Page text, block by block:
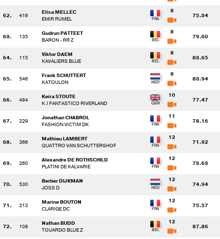
62. 416
Elisa MELLEC
EMIR RUMEL
8
75.34
63. 135
Gudrun PATTEET
BARON - RR Z
8
79.60
64. 115
Viktor DAEM
KAVALIERS BLUE
8
83.65
65. 546
Frank SCHUTTERT
KATOULON
8
83.94
66. 484
Keira STOUTE
K.I FANTASTICO RIVERLAND
10
77.47
67. 229
Jonathan CHABROL
FASHION VICTIM DK
11
78.16
68. 366
Mathieu LAMBERT
QUATTRO VAN SCHUTTERSHOF
12
71.92
69. 260
Alexandre DE ROTHSCHILD
PLATINI DE KALVARIE
12
73.63
70. 530
Berber DIJKMAN
JOSS D
12
74.94
71. 213
Marine BOUTON
CLARIGE DC
12
75.57
72. 108
Nathan BUDD
TOUARDO BLUE Z
12
87.86